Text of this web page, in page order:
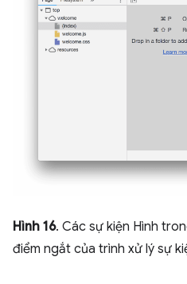
Hình 16. Các sự kiện Hình
điểm ngắt của trình xử lý sự